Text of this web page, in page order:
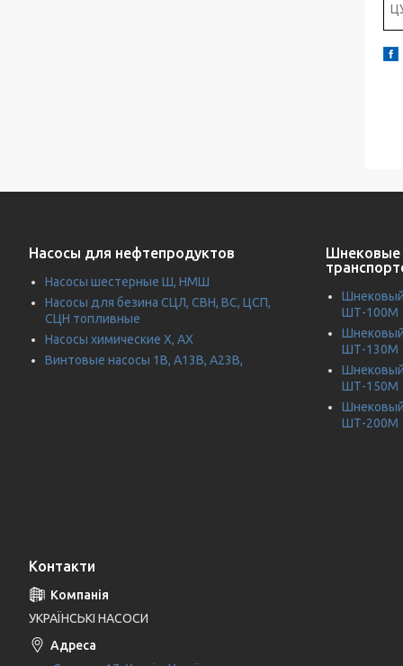
Насосы для нефтепродуктов
Насосы шестерные Ш, НМШ
Насосы для безина СЦЛ, СВН, ВС, ЦСП,
СЦН топливные
Насосы химические Х, АХ
Винтовые насосы 1В, А13В, А23В,
Шнековые
Шнековый
ШТ-100М
Шнековый
ШТ-130М
Шнековый
ШТ-150М
Шнековый
ШТ-200М
Контакти
УКРАЇНСЬКІ НАСОСИ